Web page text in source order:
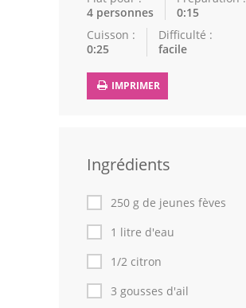
Astuces de cuisine
Fêtes Religieuses
Chefs
Forum
Thèmes
Espace Personnel
4 personnes
0:15
Cuisson :
0:25
Difficulté :
facile
IMPRIMER
Ingrédients
250 g de jeunes fèves
1 litre d'eau
1/2 citron
3 gousses d'ail